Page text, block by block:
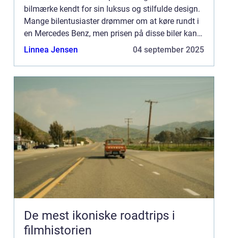
bilmærke kendt for sin luksus og stilfulde design.
Mange bilentusiaster drømmer om at køre rundt i
en Mercedes Benz, men prisen på disse biler kan
være høj. Her kommer...
Linnea Jensen 04 september 2025
De mest ikoniske roadtrips i
filmhistorien